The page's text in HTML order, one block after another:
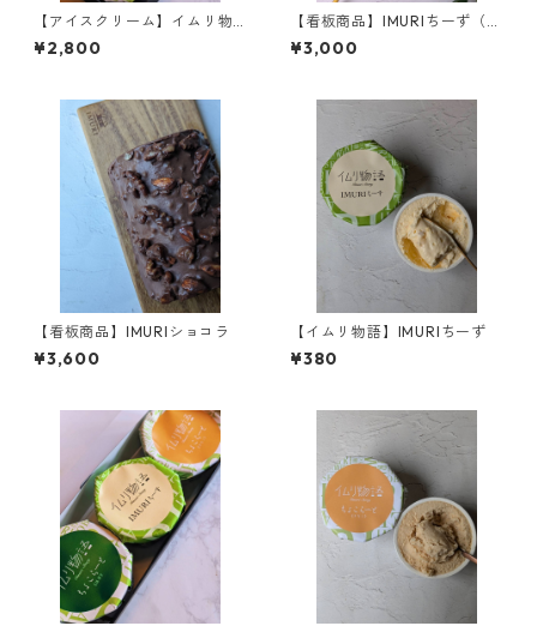
【アイスクリーム】イムリ物
語6ケ入り
¥2,800
【看板商品】IMURIちーず（チ
ーズケーキ）
¥3,000
【看板商品】IMURIショコラ
¥3,600
【イムリ物語】IMURIちーず
¥380